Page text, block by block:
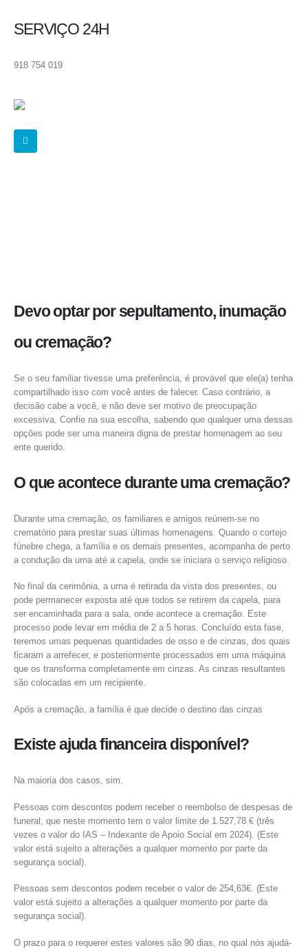
SERVIÇO 24H
918 754 019
Devo optar por sepultamento, inumação
ou cremação?
Se o seu familiar tivesse uma preferência, é provável que ele(a) tenha
compartilhado isso com você antes de falecer. Caso contrário, a
decisão cabe a você, e não deve ser motivo de preocupação
excessiva. Confie na sua escolha, sabendo que qualquer uma dessas
opções pode ser uma maneira digna de prestar homenagem ao seu
ente querido.
O que acontece durante uma cremação?
Durante uma cremação, os familiares e amigos reúnem-se no
crematório para prestar suas últimas homenagens. Quando o cortejo
fúnebre chega, a família e os demais presentes, acompanha de perto
a condução da urna até a capela, onde se iniciara o serviço religioso.
No final da cerimônia, a urna é retirada da vista dos presentes, ou
pode permanecer exposta até que todos se retirem da capela, para
ser encaminhada para a sala, onde acontece a cremação. Este
processo pode levar em média de 2 a 5 horas. Concluído esta fase,
teremos umas pequenas quantidades de osso e de cinzas, dos quais
ficaram a arrefecer, e posteriormente processados em uma máquina
que os transforma completamente em cinzas. As cinzas resultantes
são colocadas em um recipiente.
Após a cremação, a família é que decide o destino das cinzas
Existe ajuda financeira disponível?
Na maioria dos casos, sim.
Pessoas com descontos podem receber o reembolso de despesas de
funeral, que neste momento tem o valor limite de 1.527,78 € (três
vezes o valor do IAS – Indexante de Apoio Social em 2024). (Este
valor está sujeito a alterações a qualquer momento por parte da
segurança social).
Pessoas sem descontos podem receber o valor de 254,63€. (Este
valor está sujeito a alterações a qualquer momento por parte da
segurança social).
O prazo para o requerer estes valores são 90 dias, no qual nós ajudá-